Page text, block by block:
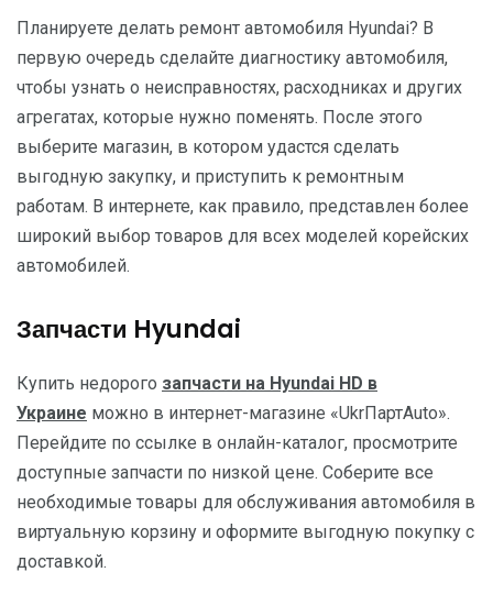
Планируете делать ремонт автомобиля Hyundai? В
первую очередь сделайте диагностику автомобиля,
чтобы узнать о неисправностях, расходниках и других
агрегатах, которые нужно поменять. После этого
выберите магазин, в котором удастся сделать
выгодную закупку, и приступить к ремонтным
работам. В интернете, как правило, представлен более
широкий выбор товаров для всех моделей корейских
автомобилей.
Запчасти Hyundai
Купить недорого запчасти на Hyundai HD в
Украине можно в интернет-магазине «UkrПартAuto».
Перейдите по ссылке в онлайн-каталог, просмотрите
доступные запчасти по низкой цене. Соберите все
необходимые товары для обслуживания автомобиля в
виртуальную корзину и оформите выгодную покупку с
доставкой.